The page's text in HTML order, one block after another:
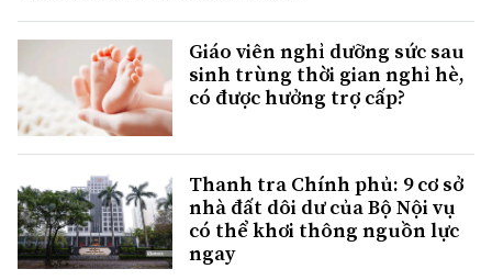
Giáo viên nghỉ dưỡng sức sau
sinh trùng thời gian nghỉ hè,
có được hưởng trợ cấp?
Thanh tra Chính phủ: 9 cơ sở
nhà đất dôi dư của Bộ Nội vụ
có thể khơi thông nguồn lực
ngay